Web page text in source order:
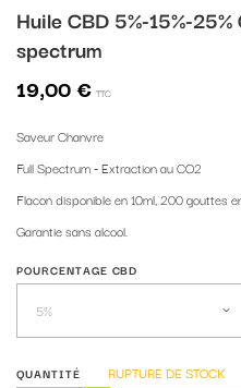
Huile CBD 5%-15%-
spectrum
19,00 € TTC
Saveur Chanvre
Full Spectrum - Extraction au CO2
Flacon disponible en 10ml, 200 gouttes
Garantie sans alcool.
POURCENTAGE CBD
QUANTITÉ RUPTURE DE STOCK